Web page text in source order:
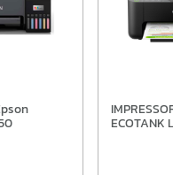
IMPRESSORA EPSON
ECOTANK